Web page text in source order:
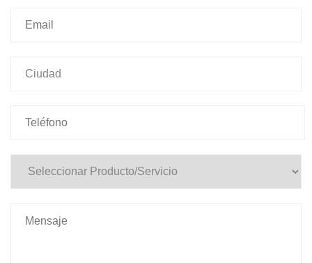
Una vez la envíes, un asesor se